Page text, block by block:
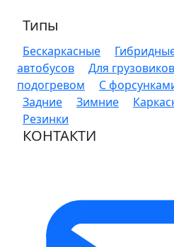
Типы
Бескаркасные
автобусов
Для грузовиков
подогревом
С
Задние
Зимние
Резинки
КОНТАКТИ